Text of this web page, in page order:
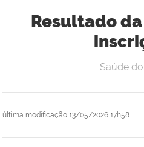
Resultado
última modificação 13/05/2026 17h58
Saúde